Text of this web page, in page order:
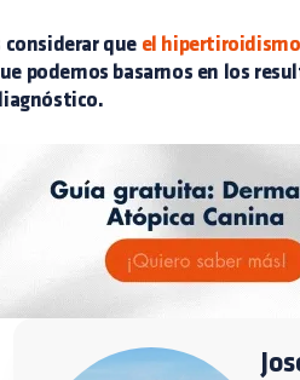
que el
podemos basarnos en los